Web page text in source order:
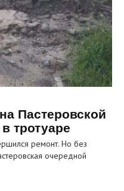
Пастеровской
тротуаре
ремонт. Но без
очередной